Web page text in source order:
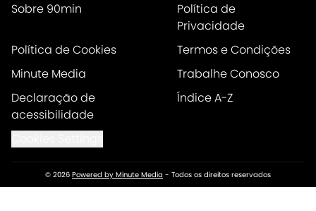
Sobre 90min
Política de
Privacidade
Política de Cookies
Termos e Condições
Minute Media
Trabalhe Conosco
Declaração de
acessibilidade
Índice A-Z
© 2026 Powered by Minute Media - Todos os direitos reservados